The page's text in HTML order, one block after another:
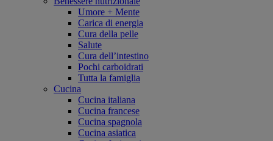
Umore + Mente
Carica di energia
Cura della pelle
Salute
Cura dell’intestino
Pochi carboidrati
Tutta la famiglia
Cucina
Cucina italiana
Cucina francese
Cucina spagnola
Cucina asiatica